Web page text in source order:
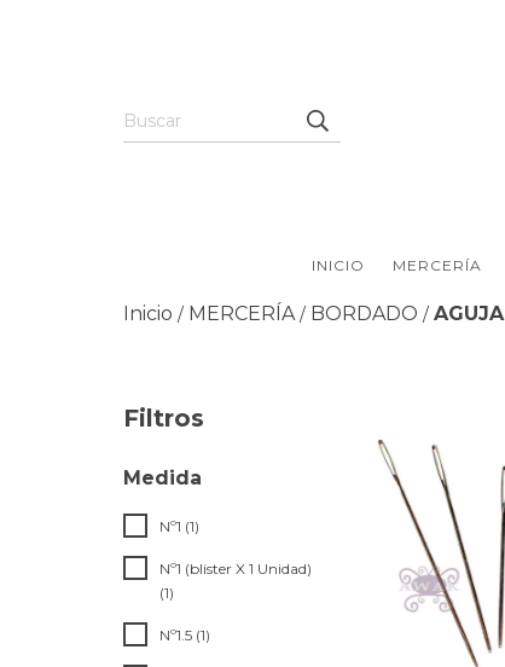
INICIO MERCERÍA
Inicio / MERCERÍA / BORDADO /
Filtros
Medida
Nº1 (1)
Nº1 (blister X 1 Unidad)
(1)
Nº1.5 (1)